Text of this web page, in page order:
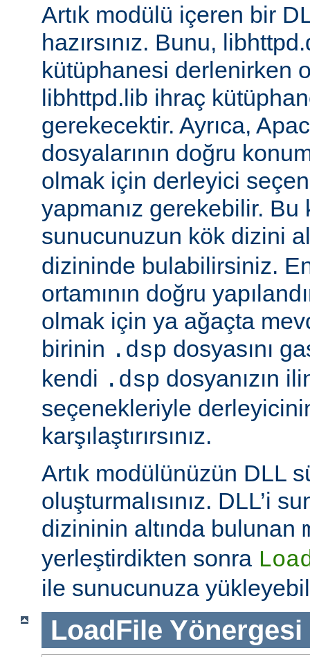
Artık modülü içeren bir
hazırsınız. Bunu,
kütüphanesi derlenirken
libhttpd.lib ihraç
gerekecektir. Ayrıca,
dosyalarının doğru
olmak için derleyici
yapmanız gerekebilir. Bu
sunucunuzun kök dizini
dizininde bulabilirsiniz.
ortamının doğru
olmak için ya ağaçta
birinin .dsp dosyasını
kendi .dsp dosyanızın
seçenekleriyle
karşılaştırırsınız.
Artık modülünüzün DLL
oluşturmalısınız. DLL’i
dizininin altında bulunan
yerleştirdikten sonra
ile sunucunuza
LoadFile Yönergesi